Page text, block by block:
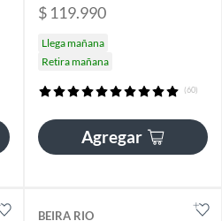
$ 119.990
Llega mañana
Retira mañana
(60)
Agregar
BEIRA RIO